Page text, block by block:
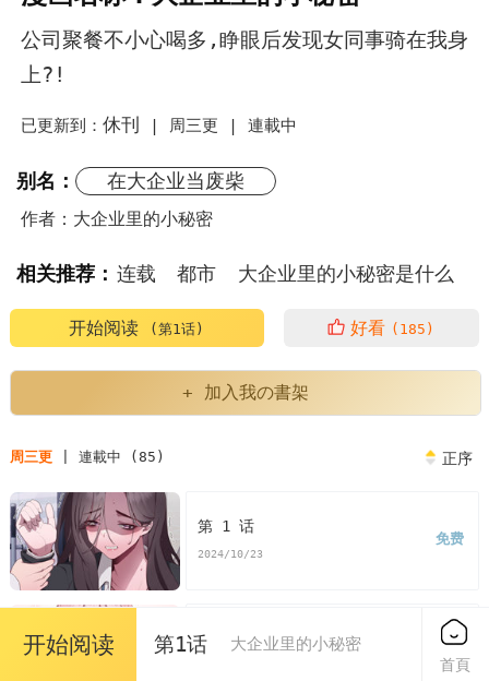
公司聚餐不小心喝多,睁眼后发现女同事骑在我身
上?!
已更新到： 休刊 | 周三更 | 連載中
别名： 在大企业当废柴
作者：大企业里的小秘密
相关推荐： 连载 都市 大企业里的小秘密是什么
大企业里的小秘密有哪些 大企业里的小秘密包括
大企业的故事
小企业的灵魂 大企业小企业管理者角色
韩漫大企业里的小秘密是什么
韩漫大企业里的小秘密
大企业里的小秘密漫画免费
开始阅读 (第1话) 好看 (185)
+ 加入我の書架
周三更| 連載中 (85) 正序
第 1 话
2024/10/23
免费
第 2 话
开始阅读 第1话 大企业里的小秘密
首頁